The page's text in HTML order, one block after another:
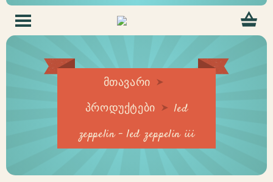
მთავარი
პროდუქტები
led
zeppelin – led zeppelin iii